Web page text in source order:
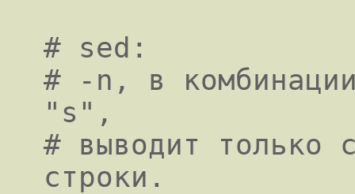
# sed:
# -n, в
"s",
# выводит только
строки.